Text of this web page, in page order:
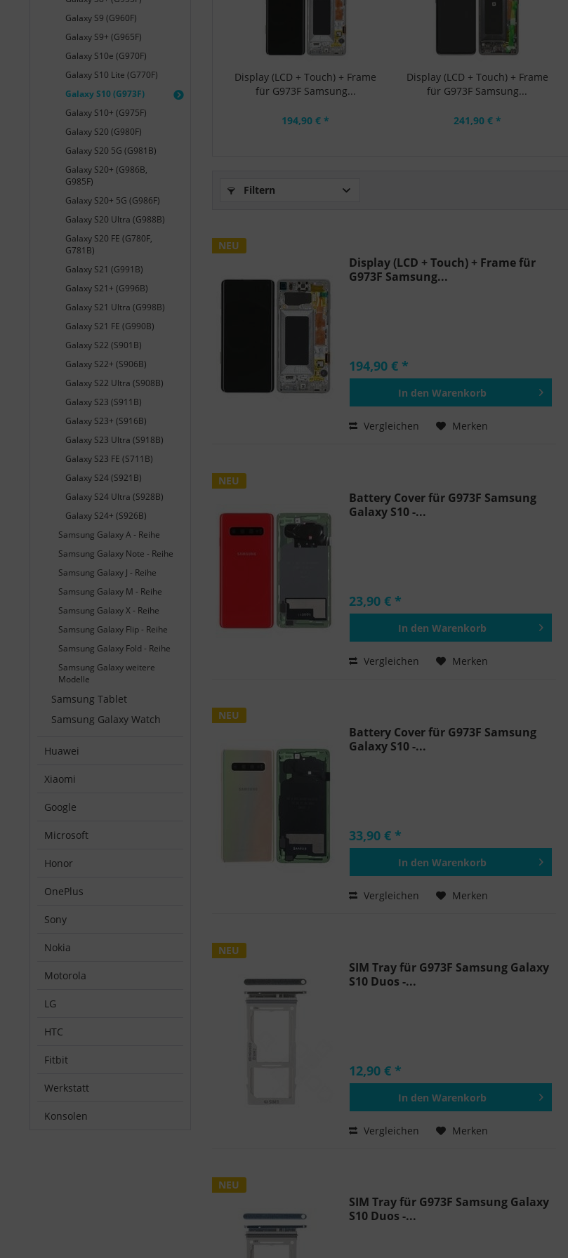
Galaxy S9 (G960F)
Galaxy S9+ (G965F)
Galaxy S10e (G970F)
Galaxy S10 Lite (G770F)
Galaxy S10 (G973F)
Galaxy S10+ (G975F)
Galaxy S20 (G980F)
Galaxy S20 5G (G981B)
Galaxy S20+ (G986B,
G985F)
Galaxy S20+ 5G (G986F)
Galaxy S20 Ultra (G988B)
Galaxy S20 FE (G780F,
G781B)
Galaxy S21 (G991B)
Galaxy S21+ (G996B)
Galaxy S21 Ultra (G998B)
Galaxy S21 FE (G990B)
Galaxy S22 (S901B)
Galaxy S22+ (S906B)
Galaxy S22 Ultra (S908B)
Galaxy S23 (S911B)
Galaxy S23+ (S916B)
Galaxy S23 Ultra (S918B)
Galaxy S23 FE (S711B)
Galaxy S24 (S921B)
Galaxy S24 Ultra (S928B)
Galaxy S24+ (S926B)
Samsung Galaxy A - Reihe
Samsung Galaxy Note - Reihe
Samsung Galaxy J - Reihe
Samsung Galaxy M - Reihe
Samsung Galaxy X - Reihe
Samsung Galaxy Flip - Reihe
Samsung Galaxy Fold - Reihe
Samsung Galaxy weitere
Modelle
Samsung Tablet
Samsung Galaxy Watch
Huawei
Xiaomi
Google
Microsoft
Honor
OnePlus
Sony
Nokia
Motorola
LG
HTC
Fitbit
Werkstatt
Konsolen
Display (LCD + Touch) + Frame
für G973F Samsung...
194,90 € *
Display (LCD + Touch) + Frame
für G973F Samsung...
241,90 € *
Filtern
NEU
Display (LCD + Touch) + Frame für
G973F Samsung...
194,90 € *
In den Warenkorb
Hinzugefügt
Vergleichen Merken
NEU
Battery Cover für G973F Samsung
Galaxy S10 -...
23,90 € *
In den Warenkorb
Hinzugefügt
Vergleichen Merken
NEU
Battery Cover für G973F Samsung
Galaxy S10 -...
33,90 € *
In den Warenkorb
Hinzugefügt
Vergleichen Merken
NEU
SIM Tray für G973F Samsung Galaxy
S10 Duos -...
12,90 € *
In den Warenkorb
Hinzugefügt
Vergleichen Merken
NEU
SIM Tray für G973F Samsung Galaxy
S10 Duos -...